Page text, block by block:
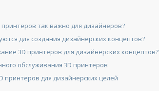
так важно для дизайнеров?
для создания дизайнерских концептов?
3D принтеров для дизайнерских концептов?
обслуживания 3D принтеров
принтеров для дизайнерских целей